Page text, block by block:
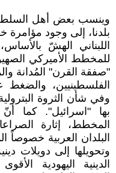
وينسب بعض أهل
بلدنا، إلى وجود
اللبناني الهشّ
للمخطط الأميركي
"صفقة القرن" المُدانة
الفلسطينيين،
وفي شأن الثروة
بها "اسرائيل". كما
المخطط، إثارة
البلدان العربية خصوصاً
وتحويلها إلى دويلات
الدينية اليهودية